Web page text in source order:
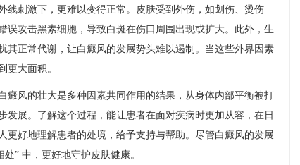
刺激下，更难以变得正常。皮肤受到外伤，如划伤、烫伤
攻击黑素细胞，导致白斑在伤口周围出现或扩大。此外，生
正常代谢，让白癜风的发展势头难以遏制。当这些外界因素
更大面积。​
癜风的壮大是多种因素共同作用的结果，从身体内部平衡被打
展。了解这个过程，能让患者在面对疾病时更加从容，在日
好地理解患者的处境，给予支持与帮助。尽管白癜风的发展
” 中，更好地守护皮肤健康。